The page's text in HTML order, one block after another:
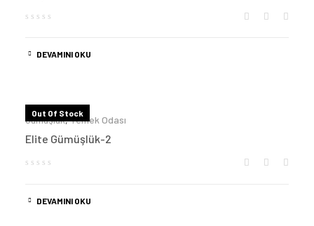
DEVAMINI OKU
Out Of Stock
Gümüşlük,Yemek Odası
Elite Gümüşlük-2
DEVAMINI OKU